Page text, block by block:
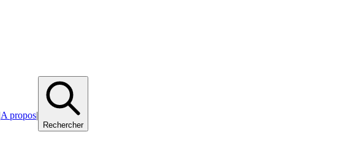
A propos|
Rechercher